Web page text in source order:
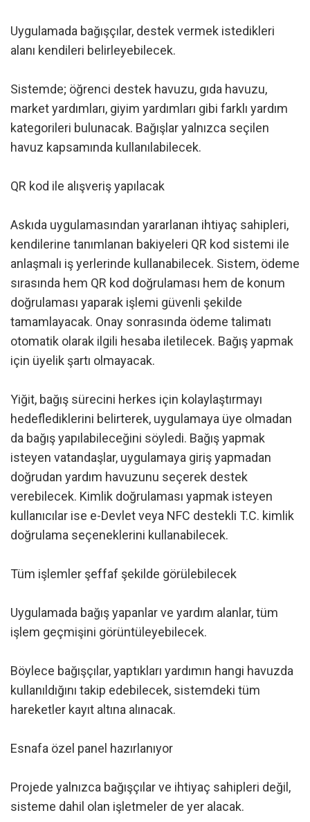
Uygulamada bağışçılar, destek vermek istedikleri
alanı kendileri belirleyebilecek.
Sistemde; öğrenci destek havuzu, gıda havuzu,
market yardımları, giyim yardımları gibi farklı yardım
kategorileri bulunacak. Bağışlar yalnızca seçilen
havuz kapsamında kullanılabilecek.
QR kod ile alışveriş yapılacak
Askıda uygulamasından yararlanan ihtiyaç sahipleri,
kendilerine tanımlanan bakiyeleri QR kod sistemi ile
anlaşmalı iş yerlerinde kullanabilecek. Sistem, ödeme
sırasında hem QR kod doğrulaması hem de konum
doğrulaması yaparak işlemi güvenli şekilde
tamamlayacak. Onay sonrasında ödeme talimatı
otomatik olarak ilgili hesaba iletilecek. Bağış yapmak
için üyelik şartı olmayacak.
Yiğit, bağış sürecini herkes için kolaylaştırmayı
hedeflediklerini belirterek, uygulamaya üye olmadan
da bağış yapılabileceğini söyledi. Bağış yapmak
isteyen vatandaşlar, uygulamaya giriş yapmadan
doğrudan yardım havuzunu seçerek destek
verebilecek. Kimlik doğrulaması yapmak isteyen
kullanıcılar ise e-Devlet veya NFC destekli T.C. kimlik
doğrulama seçeneklerini kullanabilecek.
Tüm işlemler şeffaf şekilde görülebilecek
Uygulamada bağış yapanlar ve yardım alanlar, tüm
işlem geçmişini görüntüleyebilecek.
Böylece bağışçılar, yaptıkları yardımın hangi havuzda
kullanıldığını takip edebilecek, sistemdeki tüm
hareketler kayıt altına alınacak.
Esnafa özel panel hazırlanıyor
Projede yalnızca bağışçılar ve ihtiyaç sahipleri değil,
sisteme dahil olan işletmeler de yer alacak.